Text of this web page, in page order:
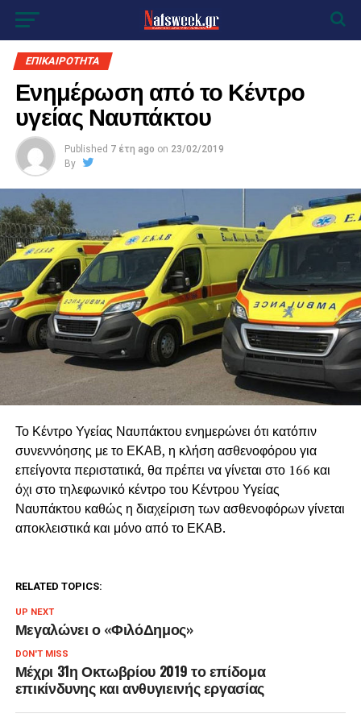
ΕΠΙΚΑΙΡΟΤΗΤΑ
Ενημέρωση από το Κέντρο
υγείας Ναυπάκτου
Published 7 έτη ago on 23/02/2019
By
Το Κέντρο Υγείας Ναυπάκτου ενημερώνει ότι κατόπιν
συνεννόησης με το ΕΚΑΒ, η κλήση ασθενοφόρου για
επείγοντα περιστατικά, θα πρέπει να γίνεται στο 166 και
όχι στο τηλεφωνικό κέντρο του Κέντρου Υγείας
Ναυπάκτου καθώς η διαχείριση των ασθενοφόρων γίνεται
αποκλειστικά και μόνο από το ΕΚΑΒ.
RELATED TOPICS:
UP NEXT
Μεγαλώνει ο «ΦιλόΔημος»
DON'T MISS
Μέχρι 31η Οκτωβρίου 2019 το επίδομα
επικίνδυνης και ανθυγιεινής εργασίας